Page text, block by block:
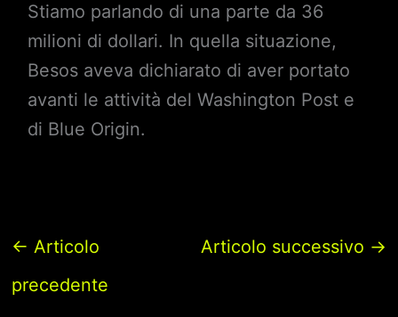
Stiamo parlando di una parte da 36
milioni di dollari. In quella situazione,
Besos aveva dichiarato di aver portato
avanti le attività del Washington Post e
di Blue Origin.
← Articolo
precedente
Articolo successivo →